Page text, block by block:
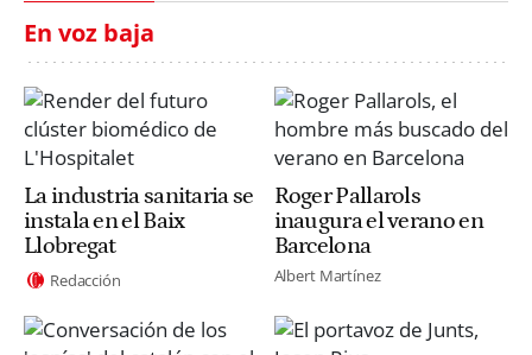
En voz baja
La industria sanitaria se
instala en el Baix
Llobregat
Redacción
Roger Pallarols
inaugura el verano en
Barcelona
Albert Martínez